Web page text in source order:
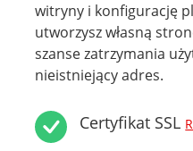
witryny i konfigurację
utworzysz własną
szanse zatrzymania
nieistniejący adres.
Certyfikat SSL